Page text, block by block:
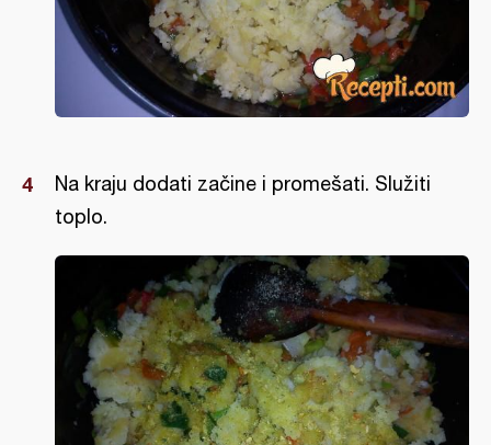
Na kraju dodati začine i promešati. Služiti
toplo.